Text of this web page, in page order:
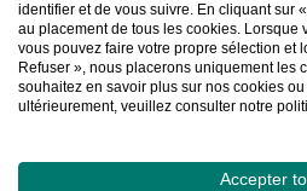
Naviguer rapidement
©
identifier et de vous suivre. En cliquant sur
au placement de tous les cookies. Lorsque
vous pouvez faire votre propre sélection et
Refuser », nous placerons uniquement les
souhaitez en savoir plus sur nos cookies
ultérieurement, veuillez consulter notre
Accepter